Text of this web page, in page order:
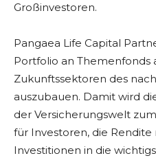
Großinvestoren.
Pangaea Life Capital
Portfolio an Themenfonds
Zukunftssektoren des
auszubauen. Damit wird
der Versicherungswelt
für Investoren, die
Investitionen in die